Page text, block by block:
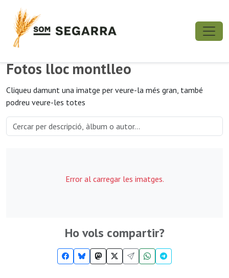
Fotos lloc montlleo
Cliqueu damunt una imatge per veure-la més gran, també
podreu veure-les totes
Error al carregar les imatges.
Ho vols compartir?